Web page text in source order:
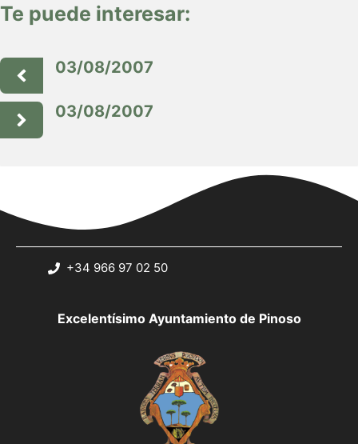
Te puede interesar:
03/08/2007
03/08/2007
+34 966 97 02 50
Excelentísimo Ayuntamiento de Pinoso